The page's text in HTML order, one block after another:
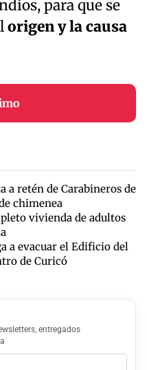
para que se
origen y la causa
a retén de Carabineros de
chimenea
vivienda de adultos
a evacuar el Edificio del
de Curicó
entregados